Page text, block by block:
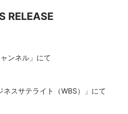
RELEASE
ンネル」にて
スサテライト（WBS）」にて